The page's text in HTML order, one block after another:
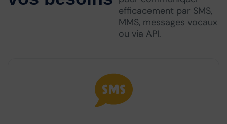
efficacement par SMS,
MMS, messages vocaux
ou via API.